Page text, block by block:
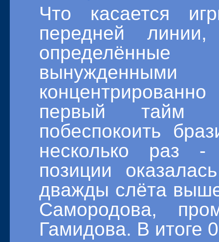
Что касается
передней
определённые
первый тайм
побеспокоить
несколько раз
позиции
дважды слёта
Самородова,
Гамидова. В итоге